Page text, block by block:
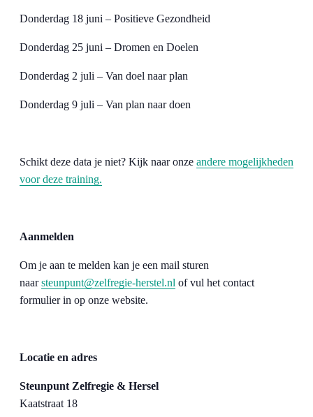
Donderdag 18 juni – Positieve Gezondheid
Donderdag 25 juni – Dromen en Doelen
Donderdag 2 juli – Van doel naar plan
Donderdag 9 juli – Van plan naar doen
Schikt deze data je niet? Kijk naar onze andere mogelijkheden
voor deze training.
Aanmelden
Om je aan te melden kan je een mail sturen
naarsteunpunt@zelfregie-herstel.nl of vul het contact
formulier in op onze website.
Locatie en adres
Steunpunt Zelfregie & Hersel
Kaatstraat 18